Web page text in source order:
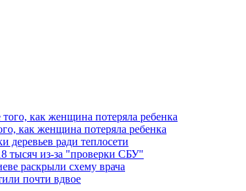
как женщина потеряла ребенка
ради теплосети
тысяч из-за "проверки СБУ"
раскрыли схему врача
почти вдвое